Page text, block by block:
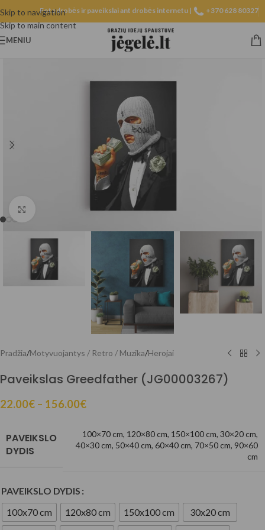
Skip to navigation
Skip to main content
Fotodrobės ir paveikslai ant drobės internetu | +370 628 80327
MENIU
Spustelėkite, norėdami padidinti
Pradžia/Motyvuojantys / Retro / Muzika/Herojai
Paveikslas Greedfather (JG00003267)
22.00€ – 156.00€
PAVEIKSLO
DYDIS
100×70 cm, 120×80 cm, 150×100 cm, 30×20 cm,
40×30 cm, 50×40 cm, 60×40 cm, 70×50 cm, 90×60
cm
PAVEIKSLO DYDIS
100x70 cm
120x80 cm 150x100 cm
30x20 cm